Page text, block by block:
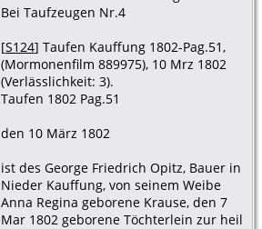
Bei Taufzeugen Nr.4
[S124] Taufen Kauffung 1802-Pag.51,
(Mormonenfilm 889975), 10 Mrz 1802
(Verlässlichkeit: 3).
Taufen 1802 Pag.51
den 10 März 1802
ist des George Friedrich Opitz, Bauer in
Nieder Kauffung, von seinem Weibe
Anna Regina geborene Krause, den 7
Mar 1802 geborene Töchterlein zur heil